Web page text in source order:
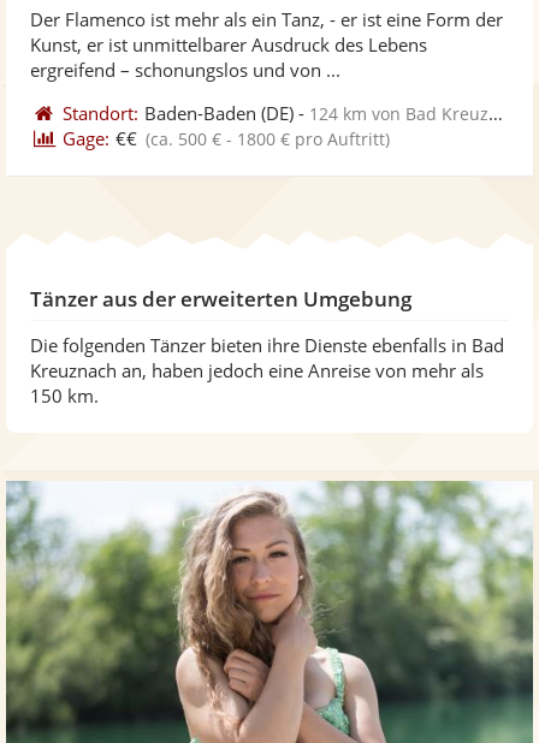
Fotos
5
Der Flamenco ist mehr als ein Tanz, - er ist eine Form der
Kunst, er ist unmittelbarer Ausdruck des Lebens
ergreifend – schonungslos und von ...
Standort: Baden-Baden (DE) - 124 km von Bad Kreuznach
Gage: €€ (ca. 500 € - 1800 € pro Auftritt)
Tänzer aus der erweiterten Umgebung
Die folgenden Tänzer bieten ihre Dienste ebenfalls in Bad
Kreuznach an, haben jedoch eine Anreise von mehr als
150 km.